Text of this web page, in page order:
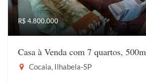
R$ 4.800.000
Casa à Venda com 7 quartos,
Cocaia, Ilhabela-SP